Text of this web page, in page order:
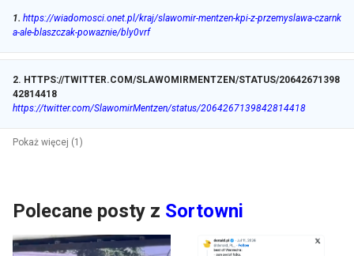
1. https://wiadomosci.onet.pl/kraj/slawomir-mentzen-kpi-z-przemyslawa-czarnk
a-ale-blaszczak-powaznie/bly0vrf
2. HTTPS://TWITTER.COM/SLAWOMIRMENTZEN/STATUS/20642671398
42814418
https://twitter.com/SlawomirMentzen/status/2064267139842814418
Pokaż więcej (1)
Polecane posty z Sortowni